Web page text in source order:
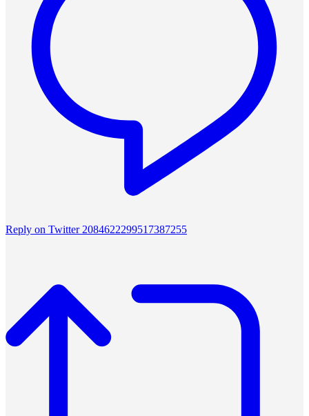
Reply on Twitter 2084622299517387255